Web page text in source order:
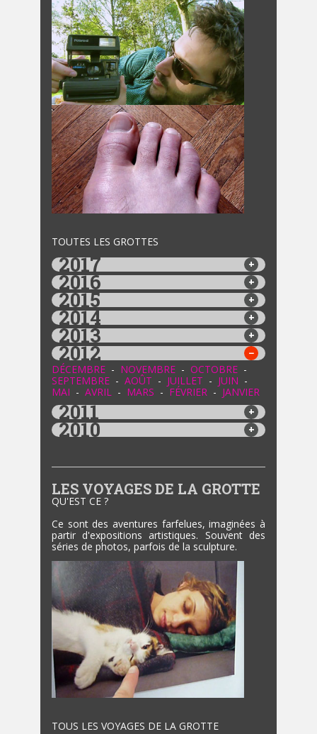
TOUTES LES GROTTES
2017
2016
2015
2014
2013
2012
DÉCEMBRE- NOVEMBRE- OCTOBRE-
SEPTEMBRE- AOÛT - JUILLET - JUIN -
MAI - AVRIL- MARS - FÉVRIER- JANVIER
2011
2010
LES VOYAGES DE LA GROTTE
QU'EST CE ?
Ce sont des aventures farfelues, imaginées à
partir d'expositions artistiques. Souvent des
séries de photos, parfois de la sculpture.
TOUS LES VOYAGES DE LA GROTTE